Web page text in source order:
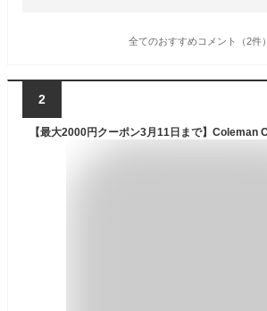
全てのおすすめコメント（2件）
2